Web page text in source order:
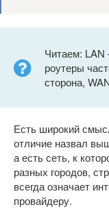
Читаем:
роутеры
сторона,
Есть широкий
отличие назвал
а есть сеть, к
разных городов,
всегда означает
провайдеру.